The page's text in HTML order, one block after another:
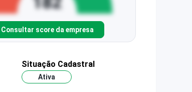
Consultar score da empresa
Situação Cadastral
Ativa